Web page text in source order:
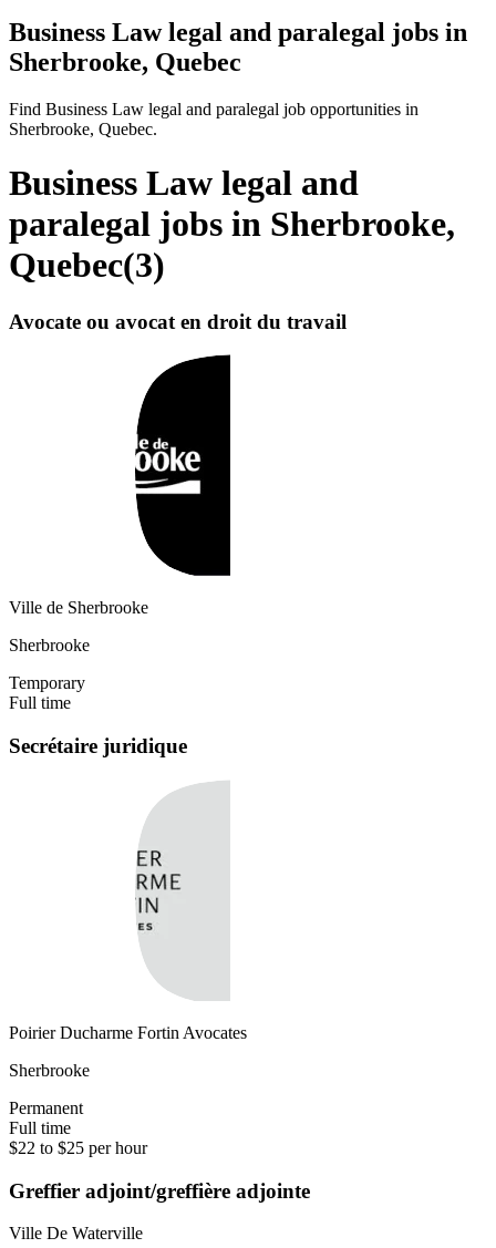
Business Law legal and paralegal jobs in
Sherbrooke, Quebec
Find Business Law legal and paralegal job opportunities in
Sherbrooke, Quebec.
Business Law legal and
paralegal jobs in Sherbrooke,
Quebec(3)
Avocate ou avocat en droit du travail
Ville de Sherbrooke
Sherbrooke
Temporary
Full time
Secrétaire juridique
Poirier Ducharme Fortin Avocates
Sherbrooke
Permanent
Full time
$22 to $25 per hour
Greffier adjoint/greffière adjointe
Ville De Waterville